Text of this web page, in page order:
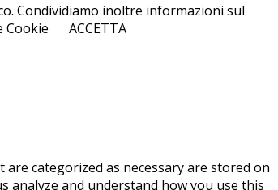
Condividiamo inoltre informazioni sul
Cookie
ACCETTA
categorized as necessary are stored on
and understand how you use this